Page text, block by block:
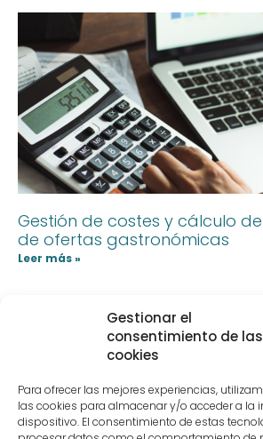
Gestionar el
consentimiento de las
cookies
Para ofrecer las mejores experiencias,
las cookies para almacenar y/o acceder a la
dispositivo. El consentimiento de estas
Gestión de costes y cálculo
de ofertas gastronómicas
Leer más »